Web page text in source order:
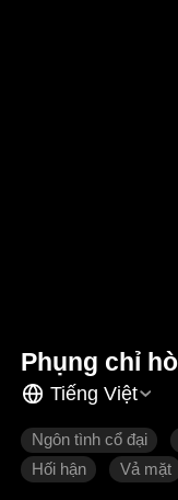
Phụng chỉ
Tiếng Việt
Ngôn tình cổ đại
Hối hận
Vả mặt